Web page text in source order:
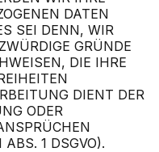
DATEN
SEI DENN, WIR
GRÜNDE
DIE IHRE
DIENT DER
ODER
1 DSGVO).